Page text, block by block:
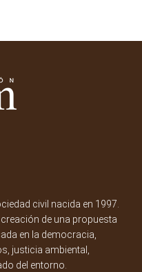
civil nacida en 1997.
de una propuesta
en la democracia,
justicia ambiental,
del entorno.